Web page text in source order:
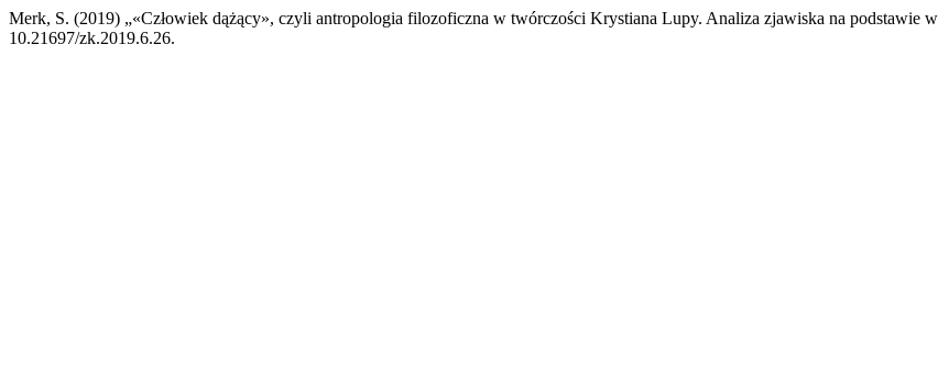
Merk, S. (2019) „«Człowiek dążący», czyli antropologia filozoficzna w twórczości Krystiana Lupy. Analiza zjawiska na podstawie
10.21697/zk.2019.6.26.